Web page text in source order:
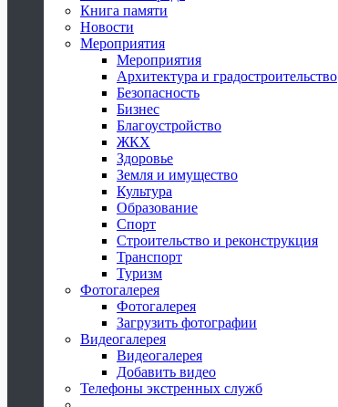
Книга памяти
Новости
Мероприятия
Мероприятия
Архитектура и градостроительство
Безопасность
Бизнес
Благоустройство
ЖКХ
Здоровье
Земля и имущество
Культура
Образование
Спорт
Строительство и реконструкция
Транспорт
Туризм
Фотогалерея
Фотогалерея
Загрузить фотографии
Видеогалерея
Видеогалерея
Добавить видео
Телефоны экстренных служб